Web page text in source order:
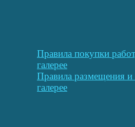
Правила покупки
галерее
Правила размещения
галерее